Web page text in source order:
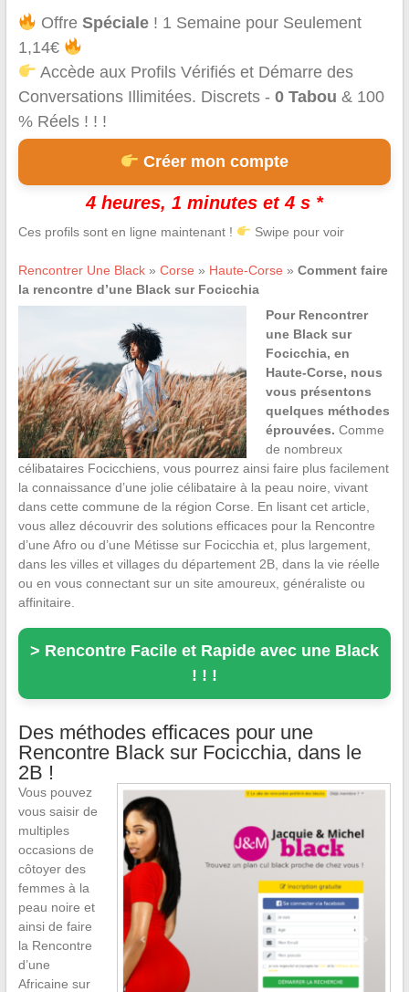
OffreSpéciale ! 1 Semaine pour Seulement
1,14€
Accède aux Profils Vérifiés et Démarre des
Conversations Illimitées. Discrets - 0 Tabou & 100
% Réels ! ! !
Créer mon compte
4 heures, 1 minutes et 3 s *
Ces profils sont en ligne maintenant ! Swipe pour voir
Rencontrer Une Black» Corse » Haute-Corse » Comment faire
la rencontre d’une Black sur Focicchia
Pour Rencontrer
une Black sur
Focicchia, en
Haute-Corse, nous
vous présentons
quelques méthodes
éprouvées. Comme
de nombreux
célibataires Focicchiens, vous pourrez ainsi faire plus facilement
la connaissance d’une jolie célibataire à la peau noire, vivant
dans cette commune de la région Corse. En lisant cet article,
vous allez découvrir des solutions efficaces pour la Rencontre
d’une Afro ou d’une Métisse sur Focicchia et, plus largement,
dans les villes et villages du département 2B, dans la vie réelle
ou en vous connectant sur un site amoureux, généraliste ou
affinitaire.
> Rencontre Facile et Rapide avec une Black
! ! !
Des méthodes efficaces pour une
Rencontre Black sur Focicchia, dans le
2B !
Vous pouvez
vous saisir de
multiples
occasions de
côtoyer des
femmes à la
peau noire et
ainsi de faire
la Rencontre
d’une
Africaine sur